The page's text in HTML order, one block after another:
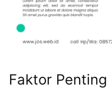
Faktor